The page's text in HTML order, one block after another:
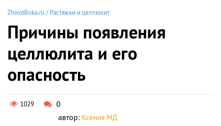
ZhivotBoka.ru / Растяжки и целлюлит
Причины появления
целлюлита и его
опасность
1029
0
автор: Ксения МД